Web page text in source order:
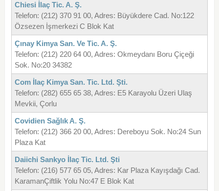
Chiesi İlaç Tic. A. Ş.
Telefon: (212) 370 91 00, Adres: Büyükdere Cad. No:122
Özsezen İşmerkezi C Blok Kat
Çınay Kimya San. Ve Tic. A. Ş.
Telefon: (212) 220 64 00, Adres: Okmeydanı Boru Çiçeği
Sok. No:20 34382
Com İlaç Kimya San. Tic. Ltd. Şti.
Telefon: (282) 655 65 38, Adres: E5 Karayolu Üzeri Ulaş
Mevkii, Çorlu
Covidien Sağlık A. Ş.
Telefon: (212) 366 20 00, Adres: Dereboyu Sok. No:24 Sun
Plaza Kat
Daiichi Sankyo İlaç Tic. Ltd. Şti
Telefon: (216) 577 65 05, Adres: Kar Plaza Kayışdağı Cad.
KaramanÇiftlik Yolu No:47 E Blok Kat